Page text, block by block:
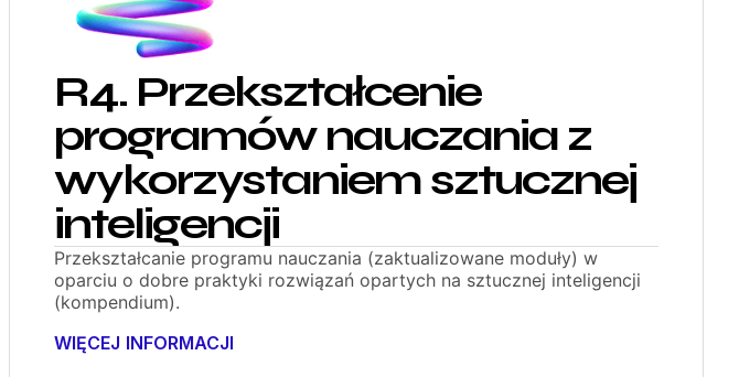
R4. Przekształcenie
programów nauczania z
wykorzystaniem sztucznej
inteligencji
Przekształcanie programu nauczania (zaktualizowane moduły) w
oparciu o dobre praktyki rozwiązań opartych na sztucznej inteligencji
(kompendium).
WIĘCEJ INFORMACJI